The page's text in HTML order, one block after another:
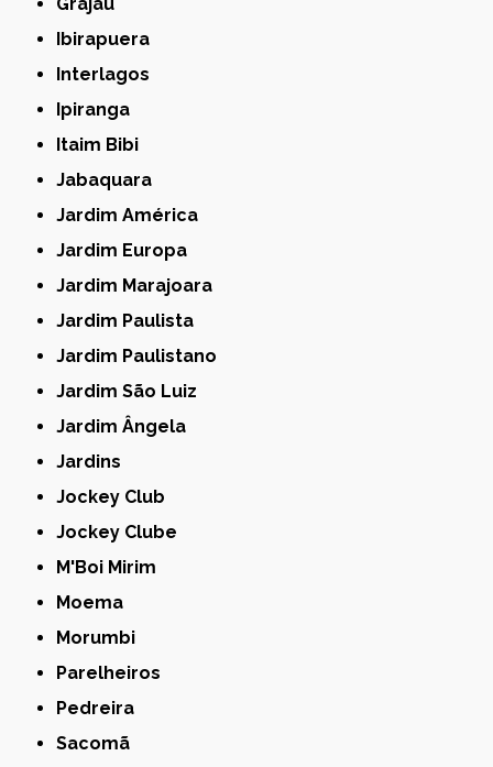
Ibirapuera
Interlagos
Ipiranga
Itaim Bibi
Jabaquara
Jardim América
Jardim Europa
Jardim Marajoara
Jardim Paulista
Jardim Paulistano
Jardim São Luiz
Jardim Ângela
Jardins
Jockey Club
Jockey Clube
M'Boi Mirim
Moema
Morumbi
Parelheiros
Pedreira
Sacomã